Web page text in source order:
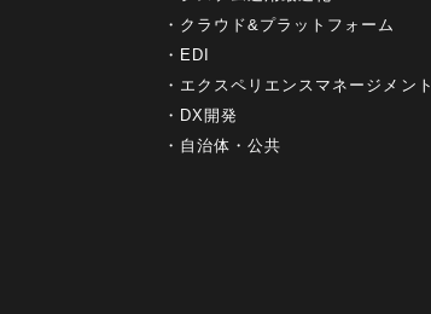
クラウド&プラットフォーム
EDI
エクスペリエンスマネージメント
DX開発
自治体・公共